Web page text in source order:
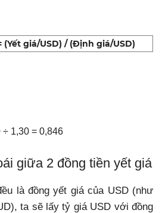
giá/USD) / (Định giá/USD)
1,30 = 0,846
giữa 2 đồng tiền yết giá
là đồng yết giá của USD (như
ta sẽ lấy tỷ giá USD với đồng